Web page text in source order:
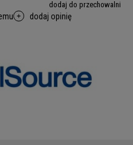
dodaj do przechowalni
dodaj opinię